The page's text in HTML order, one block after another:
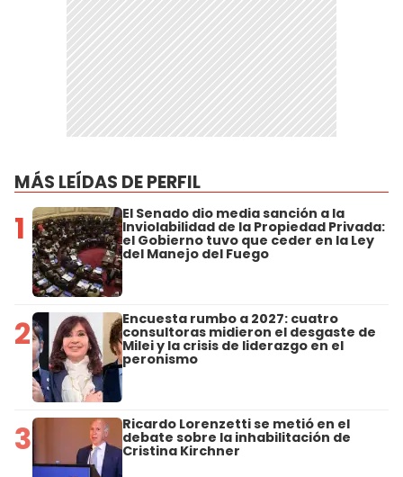
MÁS LEÍDAS DE PERFIL
1 El Senado dio media sanción a la
Inviolabilidad de la Propiedad Privada:
el Gobierno tuvo que ceder en la Ley
del Manejo del Fuego
2 Encuesta rumbo a 2027: cuatro
consultoras midieron el desgaste de
Milei y la crisis de liderazgo en el
peronismo
3 Ricardo Lorenzetti se metió en el
debate sobre la inhabilitación de
Cristina Kirchner